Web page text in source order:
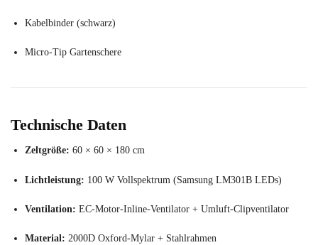
Kabelbinder (schwarz)
Micro-Tip Gartenschere
Technische Daten
Zeltgröße: 60 × 60 × 180 cm
Lichtleistung: 100 W Vollspektrum (Samsung LM301B LEDs)
Ventilation: EC-Motor-Inline-Ventilator + Umluft-Clipventilator
Material: 2000D Oxford-Mylar + Stahlrahmen